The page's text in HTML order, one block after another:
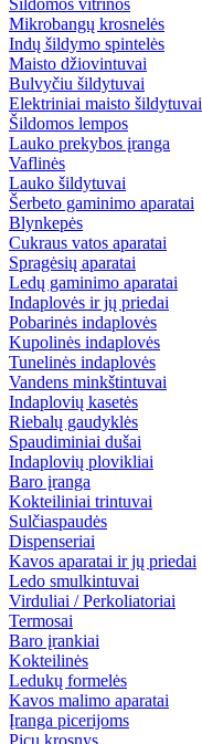
Šildomos vitrinos
Mikrobangų krosnelės
Indų šildymo spintelės
Maisto džiovintuvai
Bulvyčiu šildytuvai
Elektriniai maisto šildytuvai
Šildomos lempos
Lauko prekybos įranga
Vaflinės
Lauko šildytuvai
Šerbeto gaminimo aparatai
Blynkepės
Cukraus vatos aparatai
Spragėsių aparatai
Ledų gaminimo aparatai
Indaplovės ir jų priedai
Pobarinės indaplovės
Kupolinės indaplovės
Tunelinės indaplovės
Vandens minkštintuvai
Indaplovių kasetės
Riebalų gaudyklės
Spaudiminiai dušai
Indaplovių plovikliai
Baro įranga
Kokteiliniai trintuvai
Sulčiaspaudės
Dispenseriai
Kavos aparatai ir jų priedai
Ledo smulkintuvai
Virduliai / Perkoliatoriai
Termosai
Baro įrankiai
Kokteilinės
Ledukų formelės
Kavos malimo aparatai
Įranga picerijoms
Picų krosnys